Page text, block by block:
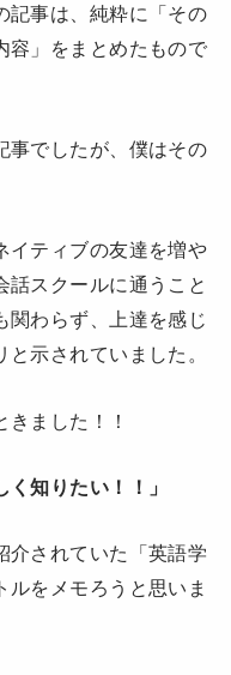
記事は、純粋に「その
容」をまとめたもので
事でしたが、僕はその
イティブの友達を増や
話スクールに通うこと
関わらず、上達を感じ
示されていました。
ました！！
く知りたい！！」
介されていた「英語学
ルをメモろうと思いま